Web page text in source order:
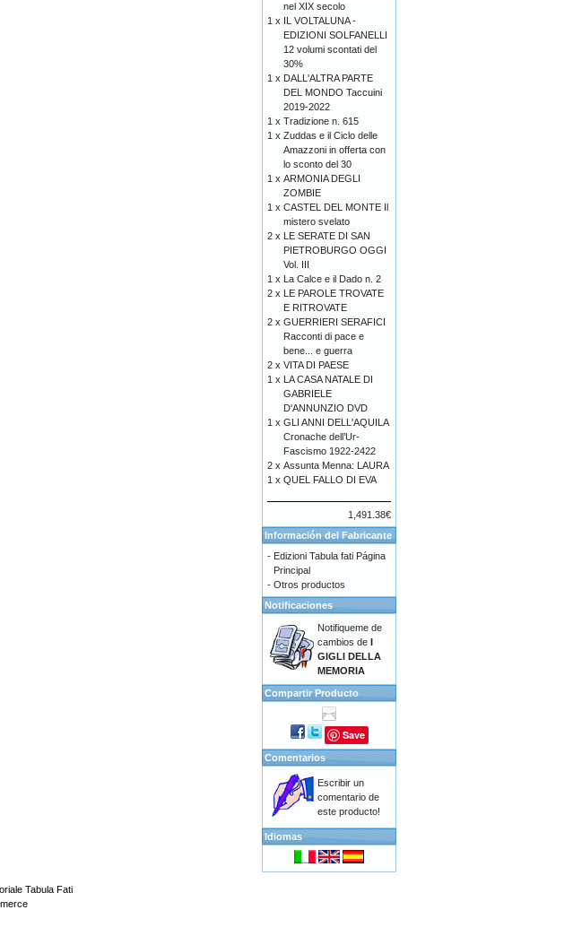
nel XIX secolo
1 x IL VOLTALUNA -
EDIZIONI SOLFANELLI
12 volumi scontati del
30%
1 x DALL'ALTRA PARTE
DEL MONDO Taccuini
2019-2022
1 x Tradizione n. 615
1 x Zuddas e il Ciclo delle
Amazzoni in offerta con
lo sconto del 30
1 x ARMONIA DEGLI
ZOMBIE
1 x CASTEL DEL MONTE Il
mistero svelato
2 x LE SERATE DI SAN
PIETROBURGO OGGI
Vol. III
1 x La Calce e il Dado n. 2
2 x LE PAROLE TROVATE
E RITROVATE
2 x GUERRIERI SERAFICI
Racconti di pace e
bene... e guerra
2 x VITA DI PAESE
1 x LA CASA NATALE DI
GABRIELE
D'ANNUNZIO DVD
1 x GLI ANNI DELL'AQUILA
Cronache dell’Ur-
Fascismo 1922-2422
2 x Assunta Menna: LAURA
1 x QUEL FALLO DI EVA
1,491.38€
Información del Fabricante
- Edizioni Tabula fati Página
Principal
- Otros productos
Notificaciones
Notifiqueme de
cambios de I
GIGLI DELLA
MEMORIA
Compartir Producto
Save
Comentarios
Escribir un
comentario de
este producto!
Idiomas
Tabula Fati